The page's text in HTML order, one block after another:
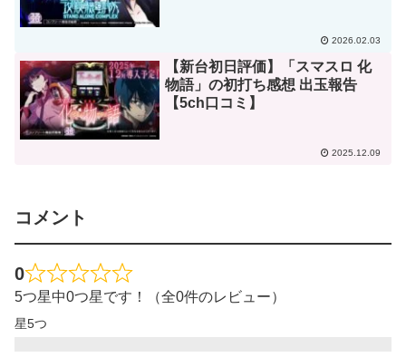
2026.02.03
【新台初日評価】「スマスロ 化
物語」の初打ち感想 出玉報告
【5ch口コミ】
2025.12.09
コメント
0
5つ星中0つ星です！（全0件のレビュー）
星5つ